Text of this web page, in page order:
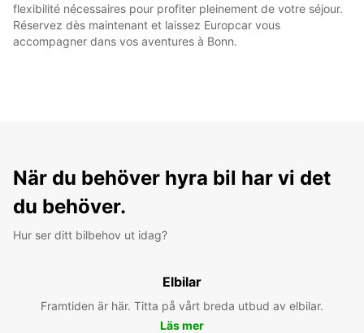
flexibilité nécessaires pour profiter pleinement de votre séjour.
Réservez dès maintenant et laissez Europcar vous
accompagner dans vos aventures à Bonn.
När du behöver hyra bil har vi det
du behöver.
Hur ser ditt bilbehov ut idag?
Elbilar
Framtiden är här. Titta på vårt breda utbud av elbilar.
Läs mer